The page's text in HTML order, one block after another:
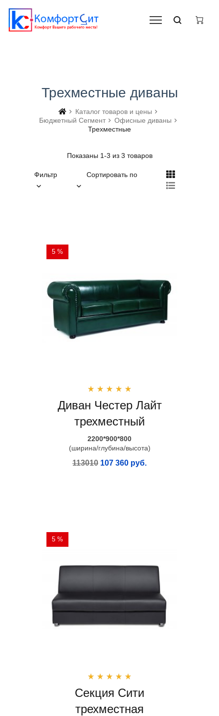
Трехместные диваны
Каталог товаров и цены
Бюджетный Сегмент
Офисные диваны
Трехместные
Показаны 1-3 из 3 товаров
Фильтр Сортировать по
5 %
Диван Честер Лайт
трехместный
2200*900*800
(ширина/глубина/высота)
113010 107 360 руб.
5 %
Секция Сити
трехместная